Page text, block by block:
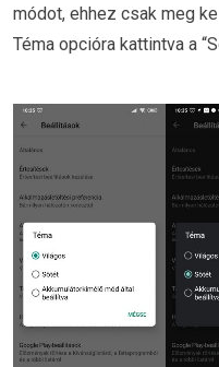
módot, ehhez csak meg
Téma opcióra kattintva a